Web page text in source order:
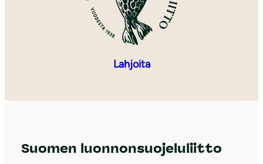
Lahjoita
Suomen luonnonsuojeluliitto